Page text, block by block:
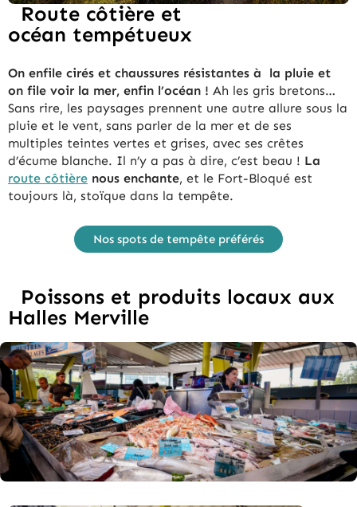
Route côtière et
océan tempétueux
On enfile cirés et chaussures résistantes à la pluie et
on file voir la mer, enfin l’océan ! Ah les gris bretons…
Sans rire, les paysages prennent une autre allure sous la
pluie et le vent, sans parler de la mer et de ses
multiples teintes vertes et grises, avec ses crêtes
d’écume blanche. Il n’y a pas à dire, c’est beau ! La
route côtière nous enchante, et le Fort-Bloqué est
toujours là, stoïque dans la tempête.
Nos spots de tempête préférés
Poissons et produits locaux aux
Halles Merville